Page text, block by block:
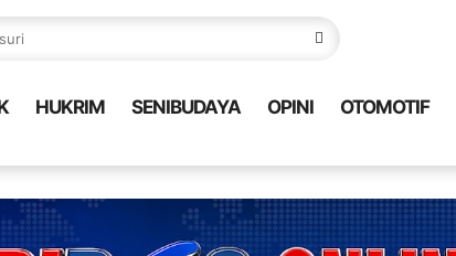
HUKRIM SENIBUDAYA OPINI OTOMOTIF